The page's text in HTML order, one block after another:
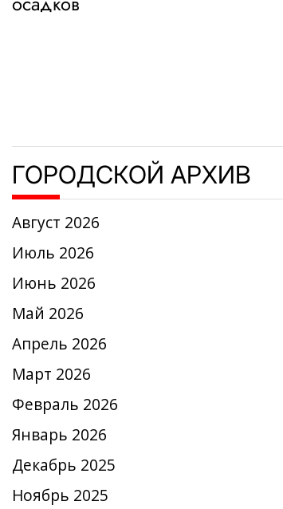
записям
ГОРОДСКОЙ АРХИВ
Август 2026
Июль 2026
Июнь 2026
Май 2026
Апрель 2026
Март 2026
Февраль 2026
Январь 2026
Декабрь 2025
Ноябрь 2025